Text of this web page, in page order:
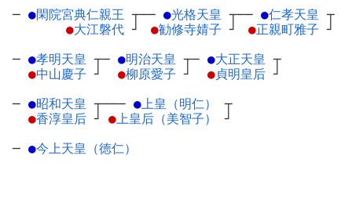
─ ●閑院宮典仁親王 ┬
●大江磐代 ┘
── ●光格天皇 ┬
●勧修寺婧子 ┘
── ●仁孝天皇 ┬
●正親町雅子 ┘
─ ●孝明天皇 ┬
●中山慶子 ┘
─ ●明治天皇 ┬
●柳原愛子 ┘
─ ●大正天皇 ┬
●貞明皇后 ┘
─ ●昭和天皇 ┬
●香淳皇后 ┘
─── ●上皇（明仁）
┬
●上皇后（美智子） ┘
─ ●今上天皇（徳仁）